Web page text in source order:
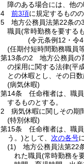
障のある場合には、他
4
前3項に規定するもの
5
地方公務員法第22条の
職員(常時勤務を要する
(令元条例12・令
(任期付短時間勤務職員
第13条の2
地方公務員の
の採用に関する法律(平
との休暇とし、その日
(病気休暇)
第14条
任命権者は、職
するものとする。
2
病気休暇に関しその期
(特別休暇)
第15条
任命権者は、職
う。)として、 次の各号
(1)
地方公務員法第22
れた職員(常時勤務を